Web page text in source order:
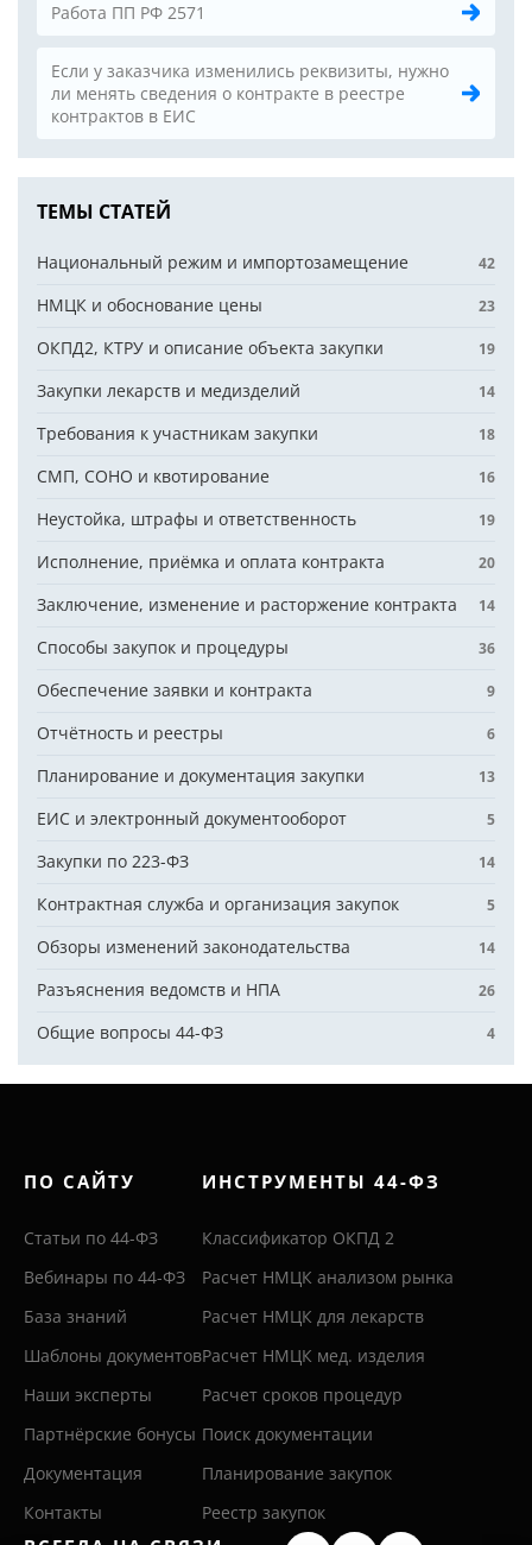
Работа ПП РФ 2571
Если у заказчика изменились реквизиты, нужно
ли менять сведения о контракте в реестре
контрактов в ЕИС
ТЕМЫ СТАТЕЙ
Национальный режим и импортозамещение 42
НМЦК и обоснование цены 23
ОКПД2, КТРУ и описание объекта закупки 19
Закупки лекарств и медизделий 14
Требования к участникам закупки 18
СМП, СОНО и квотирование 16
Неустойка, штрафы и ответственность 19
Исполнение, приёмка и оплата контракта 20
Заключение, изменение и расторжение контракта 14
Способы закупок и процедуры 36
Обеспечение заявки и контракта 9
Отчётность и реестры 6
Планирование и документация закупки 13
ЕИС и электронный документооборот 5
Закупки по 223-ФЗ 14
Контрактная служба и организация закупок 5
Обзоры изменений законодательства 14
Разъяснения ведомств и НПА 26
Общие вопросы 44-ФЗ 4
ПО САЙТУ
Статьи по 44-ФЗ
Вебинары по 44-ФЗ
База знаний
Шаблоны документов
Наши эксперты
Партнёрские бонусы
Документация
Контакты
ИНСТРУМЕНТЫ 44-ФЗ
Классификатор ОКПД 2
Расчет НМЦК анализом рынка
Расчет НМЦК для лекарств
Расчет НМЦК мед. изделия
Расчет сроков процедур
Поиск документации
Планирование закупок
Реестр закупок